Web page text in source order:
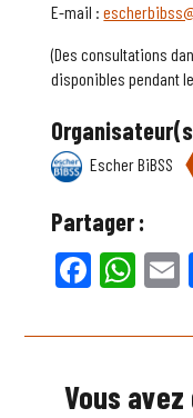
E-mail :
(Des consultations
disponibles pendant
Escher BiBSS
Partager :
Vous